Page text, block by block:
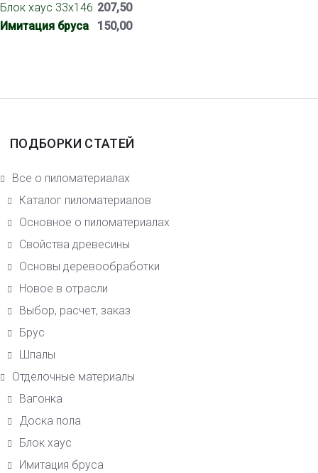
Блок хаус 33х146 207,50
Имитация бруса
150,00
ПОДБОРКИ СТАТЕЙ
Все о пиломатериалах
Каталог пиломатериалов
Основное о пиломатериалах
Свойства древесины
Основы деревообработки
Новое в отрасли
Выбор, расчет, заказ
Брус
Шпалы
Отделочные материалы
Вагонка
Доска пола
Блок хаус
Имитация бруса